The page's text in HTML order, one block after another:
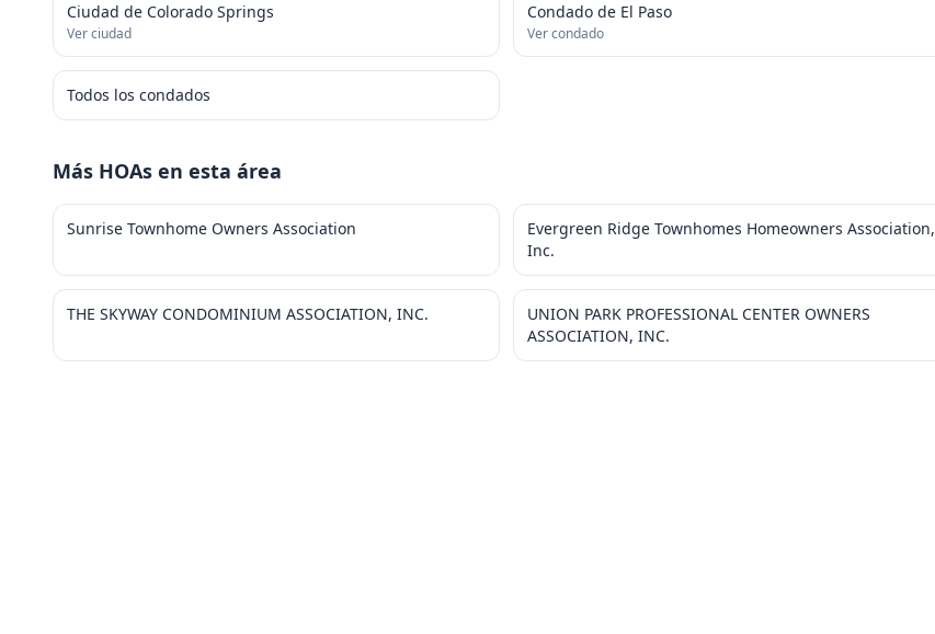
Ciudad de Colorado Springs
Ver ciudad
Condado de El Paso
Ver condado
Todos los condados
Más HOAs en esta área
Sunrise Townhome Owners Association
Evergreen Ridge Townhomes Homeowners Association,
Inc.
THE SKYWAY CONDOMINIUM ASSOCIATION, INC.
UNION PARK PROFESSIONAL CENTER OWNERS
ASSOCIATION, INC.